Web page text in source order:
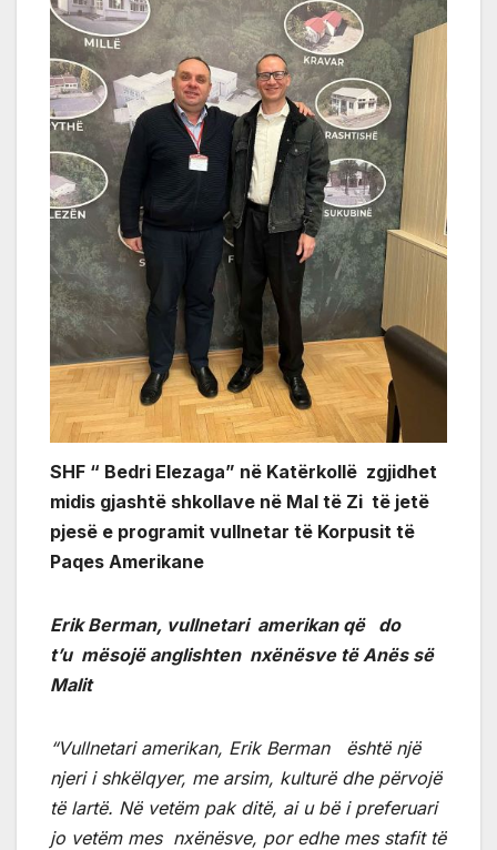
SHF “ Bedri Elezaga” në Katërkollë zgjidhet
midis gjashtë shkollave në Mal të Zi të jetë
pjesë e programit vullnetar të Korpusit të
Paqes Amerikane
Erik Berman, vullnetari amerikan që do
t’u mësojë anglishten nxënësve të Anës së
Malit
“Vullnetari amerikan, Erik Berman është një
njeri i shkëlqyer, me arsim, kulturë dhe përvojë
të lartë. Në vetëm pak ditë, ai u bë i preferuari
jo vetëm mes nxënësve, por edhe mes stafit të